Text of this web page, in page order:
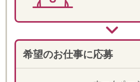
容をもとに一次選考を行い
電話での詳細確認